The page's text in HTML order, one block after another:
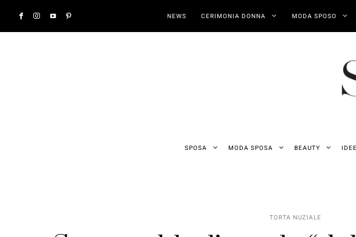
NEWS CERIMONIA DONNA MODA SPOSO
SPOSA MODA SPOSA BEAUTY
TORTA NUZIALE